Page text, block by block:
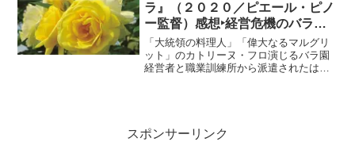
ラ』（２０２０／ピエール・ピノ
ー監督）感想‣経営危機のバラ園
が起死回生の新種のバラ開発に挑
む！
「大統領の料理人」「偉大なるマルグリ
ット」のカトリーヌ・フロ演じるバラ園
経営者と職業訓練所から派遣されたはみ
スポンサーリンク